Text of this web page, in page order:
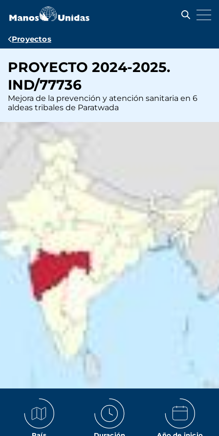
contenido
Ruta
navegación
Proyectos
PROYECTO 2024-2025.
IND/77736
Mejora de la prevención y atención sanitaria en 6
aldeas tribales de Paratwada